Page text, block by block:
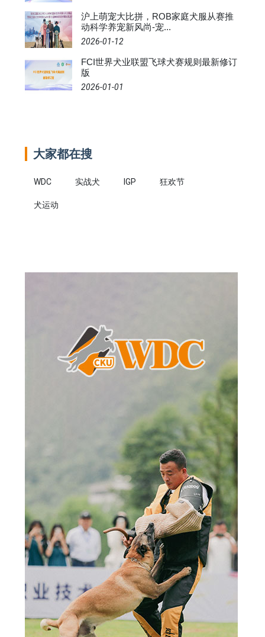
沪上萌宠大比拼，ROB家庭犬服从赛推
动科学养宠新风尚-宠...
2026-01-12
FCI世界犬业联盟飞球犬赛规则最新修订
版
2026-01-01
大家都在搜
WDC 实战犬 IGP 狂欢节
犬运动